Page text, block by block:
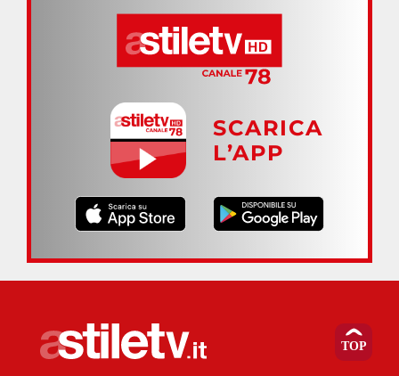
SCARICA
L’APP